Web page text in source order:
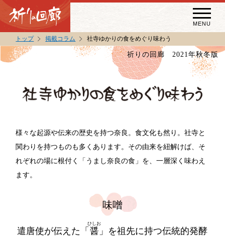
MENU
秘宝・秘仏特別開帳
（スペシャルインタビュー）
祈りの回廊コラム
トップ 掲載コラム 社寺ゆかりの食をめぐり味わう
祈りの回廊 2021年秋冬版
様々な起源や伝来の歴史を持つ奈良。食文化も然り。社寺と
関わりを持つものも多くあります。 その由来を紐解けば、そ
れぞれの場に根付く「うまし奈良の食」を、一層深く味わえ
ます。
味噌
遣唐使が伝えた「 醤
ひしお
」を祖先に持つ伝統的発酵